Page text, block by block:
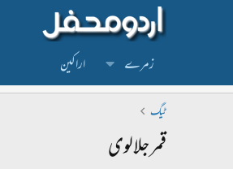
زمرے اراکین
ٹیگ
قمر جلالوی